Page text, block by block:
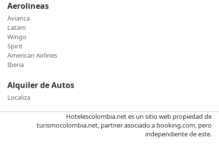
Aerolineas
Avianca
Latam
Wingo
Spirit
American Airlines
Iberia
Alquiler de Autos
Localiza
Hotelescolombia.net es un sitio web propiedad de
turismocolombia.net, partner asociado a booking.com, pero
independiente de este.